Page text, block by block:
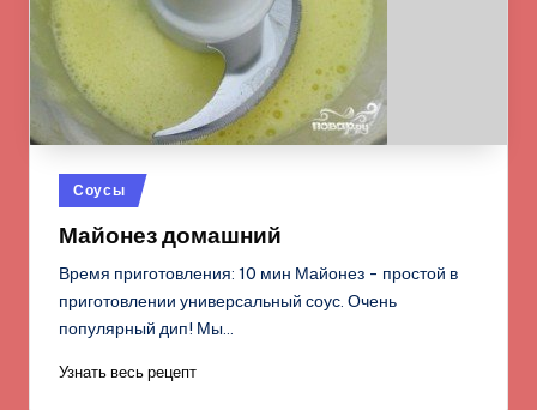
Опубликовано
в
Соусы
Майонез домашний
Время приготовления: 10 мин Майонез - простой в
приготовлении универсальный соус. Очень
популярный дип! Мы…
Узнать весь рецепт